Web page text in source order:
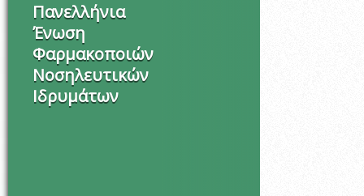
Πανελλήνια
Ένωση
Φαρμακοποιών
Νοσηλευτικών
Ιδρυμάτων